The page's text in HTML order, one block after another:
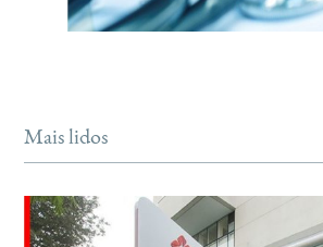
Mais lidos